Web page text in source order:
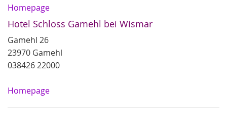
Homepage
Hotel Schloss Gamehl bei Wismar
Gamehl 26
23970 Gamehl
038426 22000
Homepage